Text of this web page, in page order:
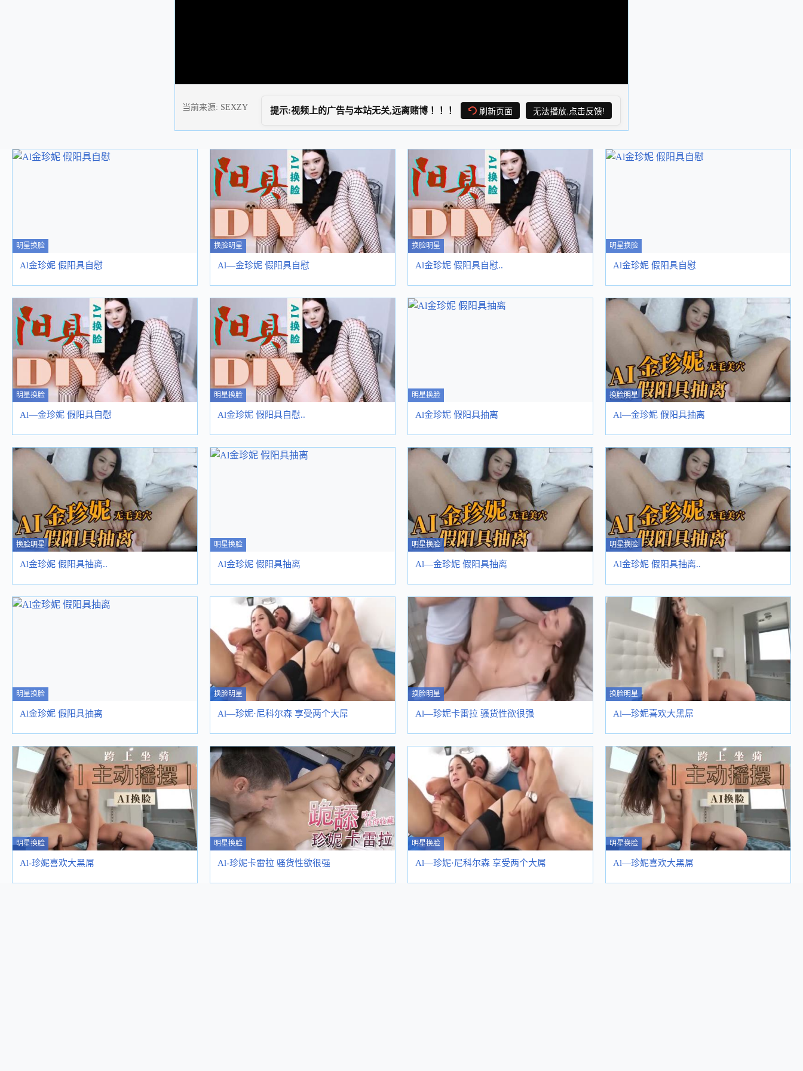
当前来源: SEXZY 提示:视频上的广告与本站无关,远离赌博！！！ 刷新页面 无法播放,点击反馈!
明星换脸
Al金珍妮 假阳具自慰
换脸明星
Al—金珍妮 假阳具自慰
换脸明星
Al金珍妮 假阳具自慰..
明星换脸
Al金珍妮 假阳具自慰
明星换脸
Al—金珍妮 假阳具自慰
明星换脸
Al金珍妮 假阳具自慰..
明星换脸
Al金珍妮 假阳具抽离
换脸明星
Al—金珍妮 假阳具抽离
换脸明星
Al金珍妮 假阳具抽离..
明星换脸
Al金珍妮 假阳具抽离
明星换脸
Al—金珍妮 假阳具抽离
明星换脸
Al金珍妮 假阳具抽离..
明星换脸
Al金珍妮 假阳具抽离
换脸明星
Al—珍妮·尼科尔森 享受两个大屌
换脸明星
Al—珍妮卡雷拉 骚货性欲很强
换脸明星
Al—珍妮喜欢大黑屌
明星换脸
Al-珍妮喜欢大黑屌
明星换脸
Al-珍妮卡雷拉 骚货性欲很强
明星换脸
Al—珍妮·尼科尔森 享受两个大屌
明星换脸
Al—珍妮喜欢大黑屌